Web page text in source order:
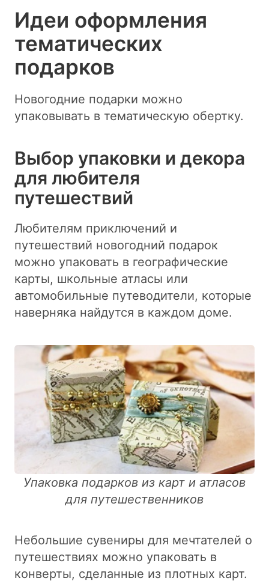
Идеи оформления
тематических
подарков
Новогодние подарки можно
упаковывать в тематическую обертку.
Выбор упаковки и декора
для любителя
путешествий
Любителям приключений и
путешествий новогодний подарок
можно упаковать в географические
карты, школьные атласы или
автомобильные путеводители, которые
наверняка найдутся в каждом доме.
Упаковка подарков из карт и атласов
для путешественников
Небольшие сувениры для мечтателей о
путешествиях можно упаковать в
конверты, сделанные из плотных карт.